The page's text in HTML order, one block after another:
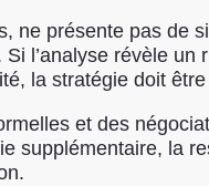
ne présente pas de
l’analyse révèle
la stratégie doit
et des
supplémentaire, la